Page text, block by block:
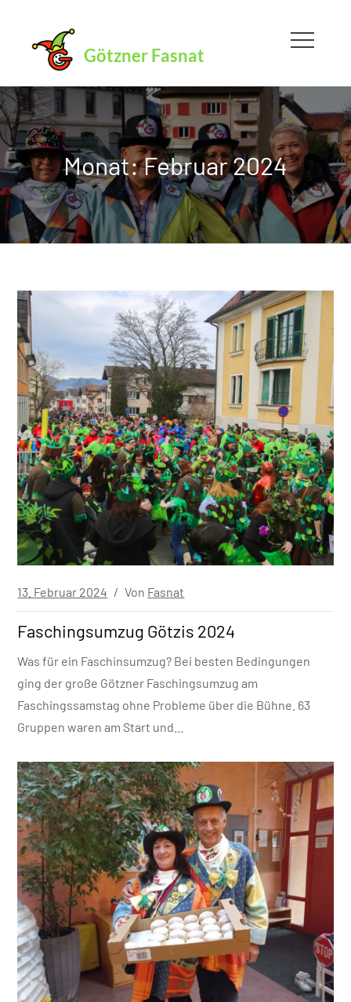
content
Götzner Fasnat
Monat:Februar 2024
Veröffentlicht
in
13. Februar 2024 Von Fasnat
Faschingsumzug Götzis 2024
Was für ein Faschinsumzug? Bei besten Bedingungen
ging der große Götzner Faschingsumzug am
Faschingssamstag ohne Probleme über die Bühne. 63
Gruppen waren am Start und…